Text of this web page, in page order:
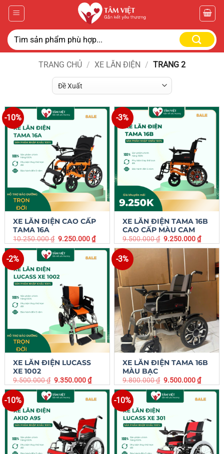
TRANG CHỦ / XE LĂN ĐIỆN / TRANG 2
-10%
XE LĂN ĐIỆN CAO CẤP
TAMA 16A
10.250.000₫ 9.250.000₫
-3%
XE LĂN ĐIỆN TAMA 16B
CAO CẤP MÀU CAM
9.500.000₫ 9.250.000₫
-2%
XE LĂN ĐIỆN LUCASS
XE 1002
9.500.000₫ 9.350.000₫
-3%
XE LĂN ĐIỆN TAMA 16B
MÀU BẠC
9.800.000₫ 9.500.000₫
-10% -10%